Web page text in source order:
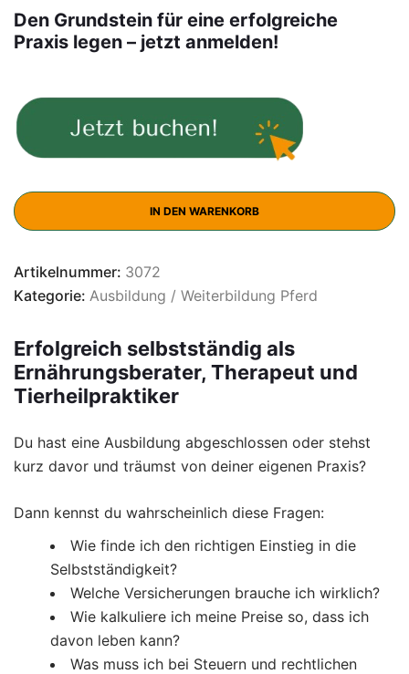
Den Grundstein für eine erfolgreiche
Praxis legen – jetzt anmelden!
IN DEN WARENKORB
Artikelnummer: 3072
Kategorie: Ausbildung / Weiterbildung Pferd
Erfolgreich selbstständig als
Ernährungsberater, Therapeut und
Tierheilpraktiker
Du hast eine Ausbildung abgeschlossen oder stehst
kurz davor und träumst von deiner eigenen Praxis?
Dann kennst du wahrscheinlich diese Fragen:
Wie finde ich den richtigen Einstieg in die
Selbstständigkeit?
Welche Versicherungen brauche ich wirklich?
Wie kalkuliere ich meine Preise so, dass ich
davon leben kann?
Was muss ich bei Steuern und rechtlichen